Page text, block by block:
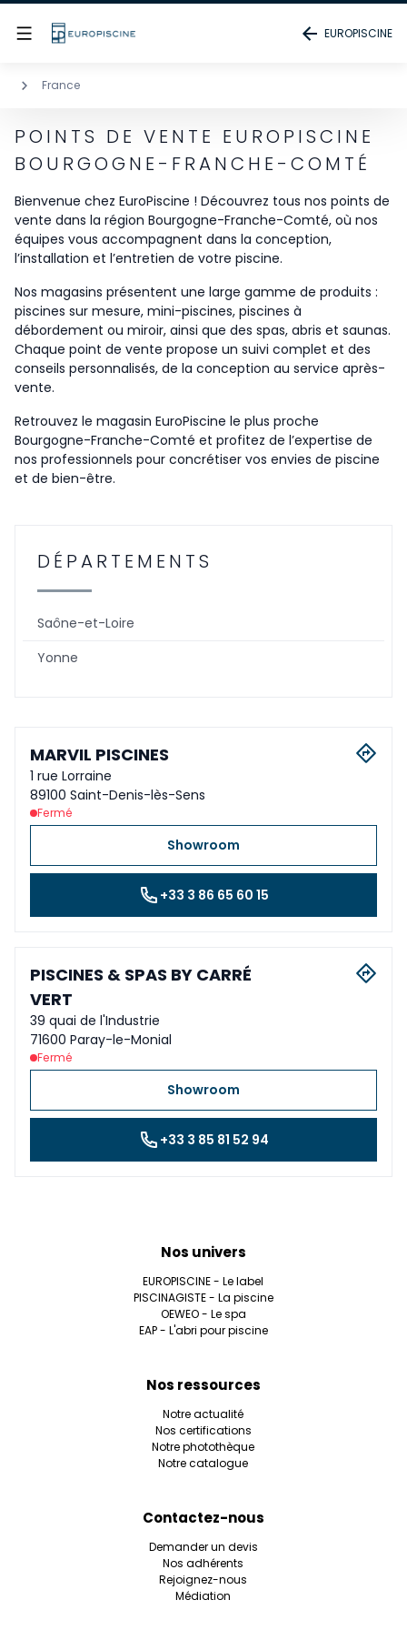
EUROPISCINE
France
POINTS DE VENTE EUROPISCINE
BOURGOGNE-FRANCHE-COMTÉ
Bienvenue chez EuroPiscine ! Découvrez tous nos points de
vente dans la région Bourgogne-Franche-Comté, où nos
équipes vous accompagnent dans la conception,
l’installation et l’entretien de votre piscine.
Nos magasins présentent une large gamme de produits :
piscines sur mesure, mini-piscines, piscines à
débordement ou miroir, ainsi que des spas, abris et saunas.
Chaque point de vente propose un suivi complet et des
conseils personnalisés, de la conception au service après-
vente.
Retrouvez le magasin EuroPiscine le plus proche
Bourgogne-Franche-Comté et profitez de l’expertise de
nos professionnels pour concrétiser vos envies de piscine
et de bien-être.
DÉPARTEMENTS
Saône-et-Loire
Yonne
MARVIL PISCINES
1 rue Lorraine
89100 Saint-Denis-lès-Sens
Fermé
Showroom
+33 3 86 65 60 15
PISCINES & SPAS BY CARRÉ
VERT
39 quai de l'Industrie
71600 Paray-le-Monial
Fermé
Showroom
+33 3 85 81 52 94
Nos univers
EUROPISCINE - Le label
PISCINAGISTE - La piscine
OEWEO - Le spa
EAP - L'abri pour piscine
Nos ressources
Notre actualité
Nos certifications
Notre photothèque
Notre catalogue
Contactez-nous
Demander un devis
Nos adhérents
Rejoignez-nous
Médiation